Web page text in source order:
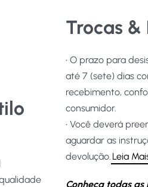
Trocas &
• O prazo para
até 7 (sete) dias
recebimento,
consumidor.
• Você deverá
aguardar as
devolução. Leia
Conheça todas as